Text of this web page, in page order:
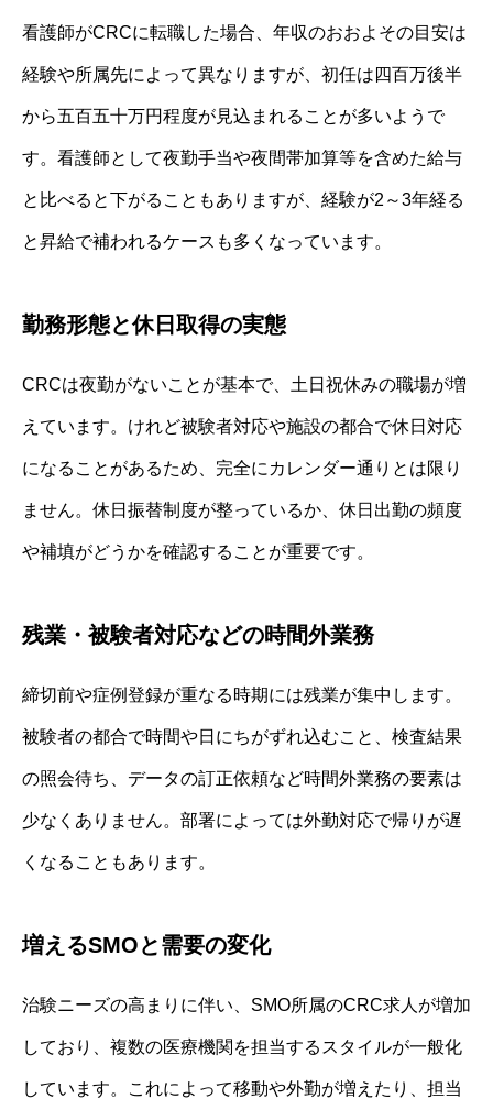
看護師がCRCに転職した場合、年収のおおよその目安は
経験や所属先によって異なりますが、初任は四百万後半
から五百五十万円程度が見込まれることが多いようで
す。看護師として夜勤手当や夜間帯加算等を含めた給与
と比べると下がることもありますが、経験が2～3年経る
と昇給で補われるケースも多くなっています。
勤務形態と休日取得の実態
CRCは夜勤がないことが基本で、土日祝休みの職場が増
えています。けれど被験者対応や施設の都合で休日対応
になることがあるため、完全にカレンダー通りとは限り
ません。休日振替制度が整っているか、休日出勤の頻度
や補填がどうかを確認することが重要です。
残業・被験者対応などの時間外業務
締切前や症例登録が重なる時期には残業が集中します。
被験者の都合で時間や日にちがずれ込むこと、検査結果
の照会待ち、データの訂正依頼など時間外業務の要素は
少なくありません。部署によっては外勤対応で帰りが遅
くなることもあります。
増えるSMOと需要の変化
治験ニーズの高まりに伴い、SMO所属のCRC求人が増加
しており、複数の医療機関を担当するスタイルが一般化
しています。これによって移動や外勤が増えたり、担当